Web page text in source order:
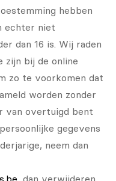
hebben
echter niet
dan 16 is. Wij raden
zijn bij de online
zo te voorkomen dat
worden zonder
van overtuigd bent
gegevens
neem dan
, dan verwijderen